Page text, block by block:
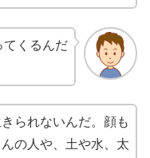
てくるんだ
られないんだ。顔も
の人や、土や水、太